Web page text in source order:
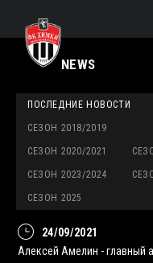
NEWS
ПОСЛЕДНИЕ НОВОСТИ
СЕЗОН 2018/2019
СЕЗОН 2020/2021
СЕЗОН 2023/2024
СЕЗОН 2025
24/09/2021
Алексей Амелин - главный